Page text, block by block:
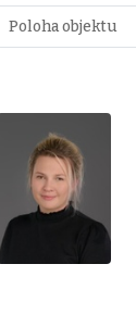
Poloha objektu